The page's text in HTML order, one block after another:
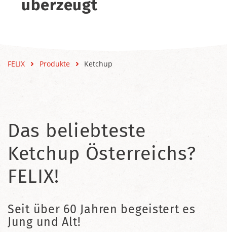
überzeugt
FELIX Produkte Ketchup
Das beliebteste
Ketchup Österreichs?
FELIX!
Seit über 60 Jahren begeistert es
Jung und Alt!